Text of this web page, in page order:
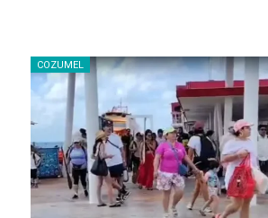
COZUMEL